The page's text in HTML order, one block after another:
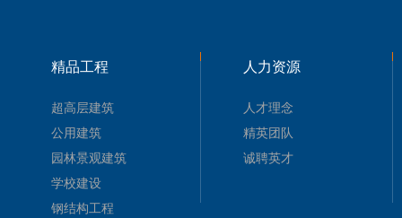
精品工程
超高层建筑
公用建筑
园林景观建筑
学校建设
钢结构工程
人力资源
人才理念
精英团队
诚聘英才